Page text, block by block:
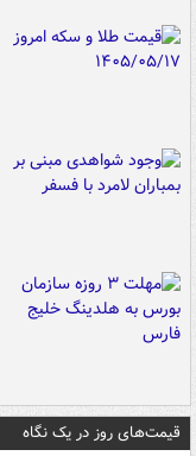
قیمت‌های روز در یک نگاه